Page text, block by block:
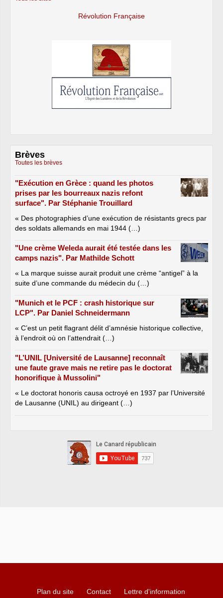
Révolution Française
Brèves
Toutes les brèves
"Exécution en Grèce : quand les photos
prises par les bourreaux nazis refont
surface". Par Stéphanie Trouillard
« Des photographies d’une exécution de résistants grecs par
des soldats allemands en mai 1944 (…)
"Une crème Weleda aurait été testée dans les
camps nazis". Par Mathilde Schott
« La marque suisse aurait produit une crème “antigel” à la
suite d’une commande du médecin du (…)
"Munich et le PCF : crash historique sur
LCP". Par Daniel Schneidermann
« C’est un petit flagrant délit d’amnésie historique collective,
à l’endroit où on l’attendrait (…)
"L’UNIL [Université de Lausanne] reconnaît
une faute grave mais ne retire pas le doctorat
honorifique à Mussolini"
« Le doctorat honoris causa octroyé en 1937 par l’Université
de Lausanne (UNIL) au dirigeant (…)
Plan du site Contact Lettre d'information